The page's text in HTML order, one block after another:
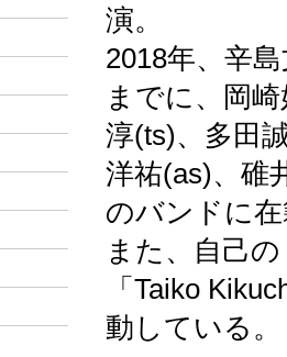
演。
2018年、辛
までに、岡
淳(ts)、多田
洋祐(as)、碓
のバンドに
また、自己
「Taiko
動している。